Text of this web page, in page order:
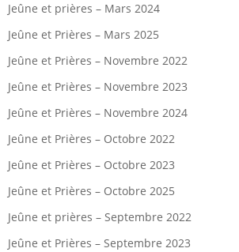
Jeûne et prières – Mars 2024
Jeûne et Prières – Mars 2025
Jeûne et Prières – Novembre 2022
Jeûne et Prières – Novembre 2023
Jeûne et Prières – Novembre 2024
Jeûne et Prières – Octobre 2022
Jeûne et Prières – Octobre 2023
Jeûne et Prières – Octobre 2025
Jeûne et prières – Septembre 2022
Jeûne et Prières – Septembre 2023